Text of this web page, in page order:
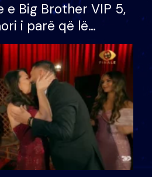
e Big Brother VIP 5,
i parë që lë
mundësinë për
e madh